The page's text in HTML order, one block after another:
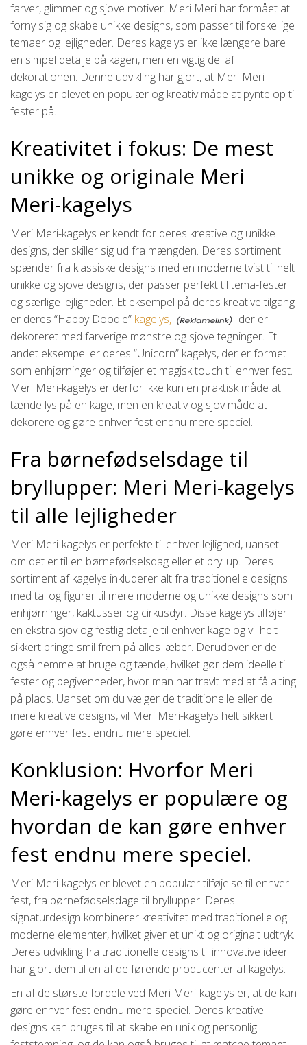
farver, glimmer og sjove motiver. Meri Meri har formået at
forny sig og skabe unikke designs, som passer til forskellige
temaer og lejligheder. Deres kagelys er ikke længere bare
en simpel detalje på kagen, men en vigtig del af
dekorationen. Denne udvikling har gjort, at Meri Meri-
kagelys er blevet en populær og kreativ måde at pynte op til
fester på.
Kreativitet i fokus: De mest
unikke og originale Meri
Meri-kagelys
Meri Meri-kagelys er kendt for deres kreative og unikke
designs, der skiller sig ud fra mængden. Deres sortiment
spænder fra klassiske designs med en moderne tvist til helt
unikke og sjove designs, der passer perfekt til tema-fester
og særlige lejligheder. Et eksempel på deres kreative tilgang
er deres “Happy Doodle” kagelys,
der er
dekoreret med farverige mønstre og sjove tegninger. Et
andet eksempel er deres “Unicorn” kagelys, der er formet
som enhjørninger og tilføjer et magisk touch til enhver fest.
Meri Meri-kagelys er derfor ikke kun en praktisk måde at
tænde lys på en kage, men en kreativ og sjov måde at
dekorere og gøre enhver fest endnu mere speciel.
Fra børnefødselsdage til
bryllupper: Meri Meri-kagelys
til alle lejligheder
Meri Meri-kagelys er perfekte til enhver lejlighed, uanset
om det er til en børnefødselsdag eller et bryllup. Deres
sortiment af kagelys inkluderer alt fra traditionelle designs
med tal og figurer til mere moderne og unikke designs som
enhjørninger, kaktusser og cirkusdyr. Disse kagelys tilføjer
en ekstra sjov og festlig detalje til enhver kage og vil helt
sikkert bringe smil frem på alles læber. Derudover er de
også nemme at bruge og tænde, hvilket gør dem ideelle til
fester og begivenheder, hvor man har travlt med at få alting
på plads. Uanset om du vælger de traditionelle eller de
mere kreative designs, vil Meri Meri-kagelys helt sikkert
gøre enhver fest endnu mere speciel.
Konklusion: Hvorfor Meri
Meri-kagelys er populære og
hvordan de kan gøre enhver
fest endnu mere speciel.
Meri Meri-kagelys er blevet en populær tilføjelse til enhver
fest, fra børnefødselsdage til bryllupper. Deres
signaturdesign kombinerer kreativitet med traditionelle og
moderne elementer, hvilket giver et unikt og originalt udtryk.
Deres udvikling fra traditionelle designs til innovative ideer
har gjort dem til en af de førende producenter af kagelys.
En af de største fordele ved Meri Meri-kagelys er, at de kan
gøre enhver fest endnu mere speciel. Deres kreative
designs kan bruges til at skabe en unik og personlig